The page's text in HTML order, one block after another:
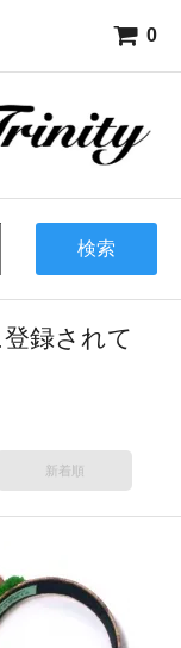
0
検索
録されて
新着順